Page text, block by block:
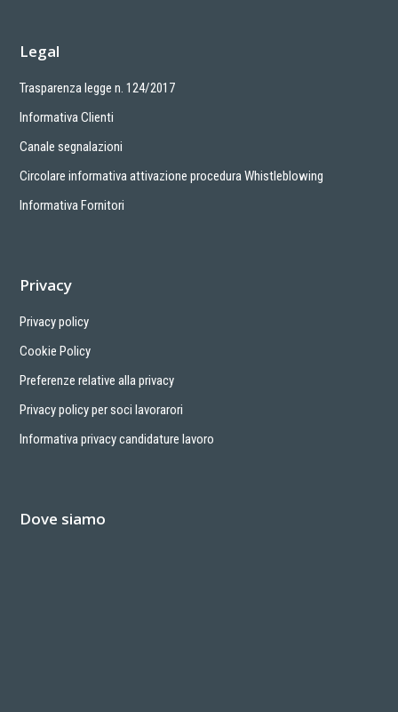
Legal
Trasparenza legge n. 124/2017
Informativa Clienti
Canale segnalazioni
Circolare informativa attivazione procedura Whistleblowing
Informativa Fornitori
Privacy
Privacy policy
Cookie Policy
Preferenze relative alla privacy
Privacy policy per soci lavorarori
Informativa privacy candidature lavoro
Dove siamo